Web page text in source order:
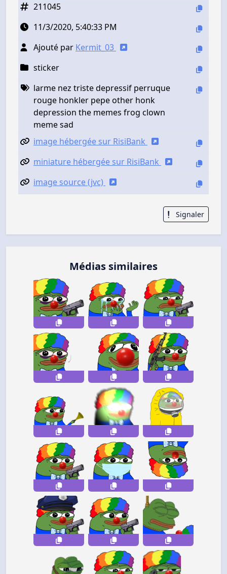
211045
11/3/2020, 5:40:33 PM
Ajouté par Kermit_03
sticker
larme nez triste depressif perruque
rouge honkler pepe other honk
depression the memes frog clown
meme sad
image hébergée sur RisiBank
miniature hébergée sur RisiBank
image source (jvc)
Signaler
Médias similaires